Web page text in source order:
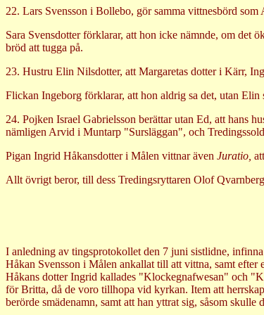
22. Lars Svensson i Bollebo, gör samma vittnesbörd som
Sara Svensdotter förklarar, att hon icke nämnde, om det
bröd att tugga på.
23. Hustru Elin Nilsdotter, att Margaretas dotter i Kärr,
Flickan Ingeborg förklarar, att hon aldrig sa det, utan
24. Pojken Israel Gabrielsson berättar utan Ed, att hans
nämligen Arvid i Muntarp "Sursläggan", och
Pigan Ingrid Håkansdotter i Målen vittnar även Juratio,
Allt övrigt beror, till dess Tredingsryttaren Olof
I anledning av tingsprotokollet den 7 juni sistlidne,
Håkan Svensson i Målen ankallat till att vittna, samt efter
Håkans dotter Ingrid kallades "Klockegnafwesan" och
för Britta, då de voro tillhopa vid kyrkan. Item att
berörde smädenamn, samt att han yttrat sig, såsom